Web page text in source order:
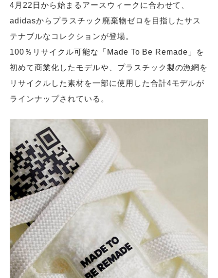
4月22日から始まるアースウィークに合わせて、
adidasからプラスチック廃棄物ゼロを目指したサス
テナブルなコレクションが登場。
100％リサイクル可能な「Made To Be Remade」を
初めて商業化したモデルや、プラスチック製の漁網を
リサイクルした素材を一部に使用した合計4モデルが
ラインナップされている。